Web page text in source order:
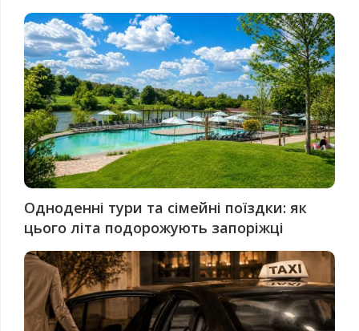
Одноденні тури та сімейні поїздки: як
цього літа подорожують запоріжці